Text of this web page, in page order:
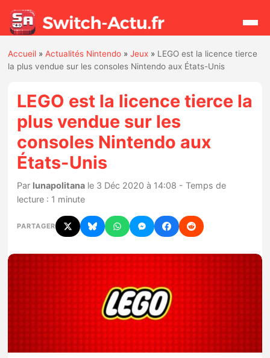
Rechercher
Actualités
Jeux
Hardware
Mises à jour
Chiffres de ventes
Rumeurs
Nintendo Direct
Tests et previews
Accueil »Actualités Nintendo »Jeux » LEGO est la licence tierce
la plus vendue sur les consoles Nintendo aux États-Unis
LEGO est la licence tierce la
plus vendue sur les
consoles Nintendo aux
États-Unis
Par lunapolitana le 3 Déc 2020 à 14:08 - Temps de
lecture : 1 minute
PARTAGER